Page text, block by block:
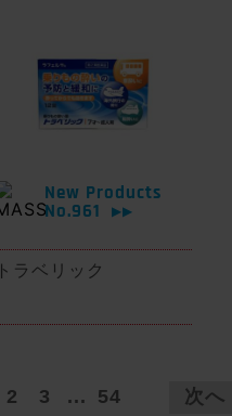
New Products
No.961
▶▶
トラベリック
2 3 ... 54 次